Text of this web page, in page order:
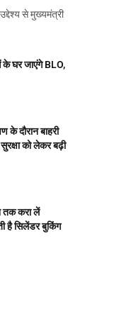
से मुख्यमंत्री
के घर जाएंगे BLO,
के दौरान बाहरी
को लेकर बढ़ी
तक करा लें
है सिलेंडर बुकिंग